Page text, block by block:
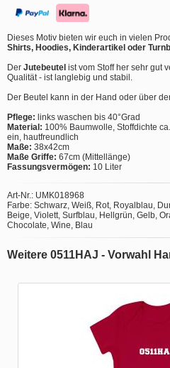
Dieses Motiv bieten wir euch in vielen
Shirts, Hoodies, Kinderartikel oder
Der Jutebeutel ist vom Stoff her sehr gut
Qualität - ist langlebig und stabil.
Der Beutel kann in der Hand oder über
Pflege: links waschen bis 40°Grad
Material: 100% Baumwolle, Stoffdichte
ein, hautfreundlich
Maße: 38x42cm
Maße Griffe: 67cm (Mittellänge)
Fassungsvermögen: 10 Liter
Art-Nr.: UMK018968
Farbe: Schwarz, Weiß, Rot, Royalblau,
Beige, Violett, Surfblau, Hellgrün, Gelb,
Chocolate, Wine, Blau
Weitere 0511HAJ - Vorwahl